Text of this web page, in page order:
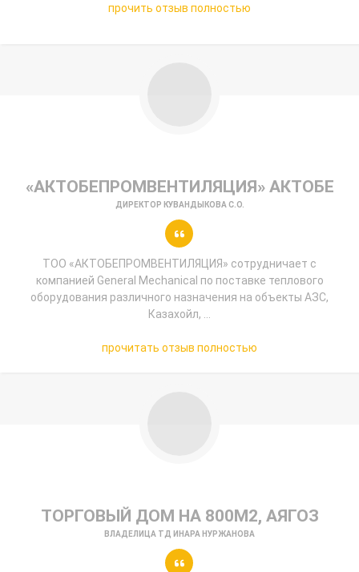
прочить отзыв полностью
«АКТОБЕПРОМВЕНТИЛЯЦИЯ» АКТОБЕ
ДИРЕКТОР КУВАНДЫКОВА С.О.
ТОО «АКТОБЕПРОМВЕНТИЛЯЦИЯ» сотрудничает с
компанией General Mechanical по поставке теплового
оборудования различного назначения на объекты АЗС,
Казахойл, ...
прочитать отзыв полностью
ТОРГОВЫЙ ДОМ НА 800М2, АЯГОЗ
ВЛАДЕЛИЦА ТД ИНАРА НУРЖАНОВА